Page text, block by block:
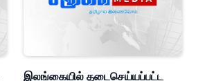
இலங்கையில் தடைசெய்யப்பட்ட